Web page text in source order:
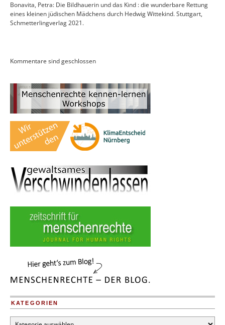
Bonavita, Petra: Die Bildhauerin und das Kind : die wunderbare Rettung
eines kleinen jüdischen Mädchens durch Hedwig Wittekind. Stuttgart,
Schmetterlingverlag 2021.
Kommentare sind geschlossen
KATEGORIEN
Kategorien